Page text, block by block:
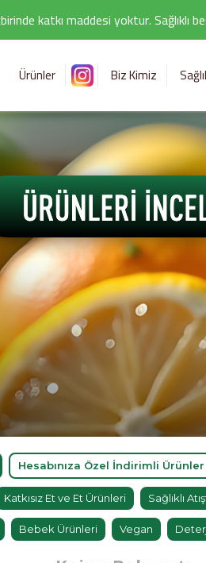
katkı maddesi yoktur.
Ürünler Biz Kimiz
Hesabınıza Özel İndirimli Ürünler
Katkısız Et ve Et Ürünleri Sağlıklı
Bebek Ürünleri Vegan